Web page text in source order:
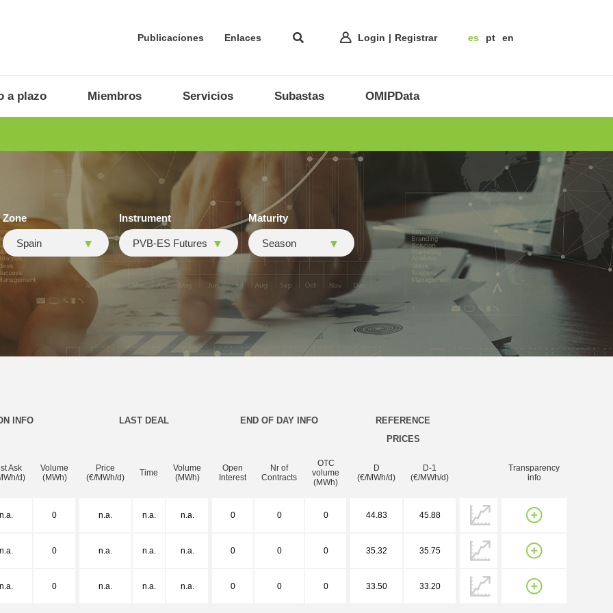
Publicaciones Enlaces Login Registrar es pt en
a plazo Miembros Servicios Subastas OMIPData
Zone
Spain
Instrument
PVB-ES Futures
Maturity
Season
INFO LAST DEAL END OF DAY INFO
REFERENCE
PRICES
Ask
d)
Volume
(MWh)
Price
(€/MWh/d)
Time
Volume
(MWh)
Open
Interest
Nr of
Contracts
OTC
volume
(MWh)
D
(€/MWh/d)
D-1
(€/MWh/d)
Transparency
info
n.a. 0 n.a. n.a. n.a. 0 0 0 44.83 45.88
n.a. 0 n.a. n.a. n.a. 0 0 0 35.32 35.75
n.a. 0 n.a. n.a. n.a. 0 0 0 33.50 33.20